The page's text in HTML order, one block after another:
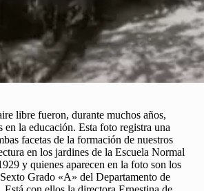
libre fueron, durante muchos años,
en la educación. Esta foto registra una
facetas de la formación de nuestros
en los jardines de la Escuela Normal
y quienes aparecen en la foto son los
Grado «A» del Departamento de